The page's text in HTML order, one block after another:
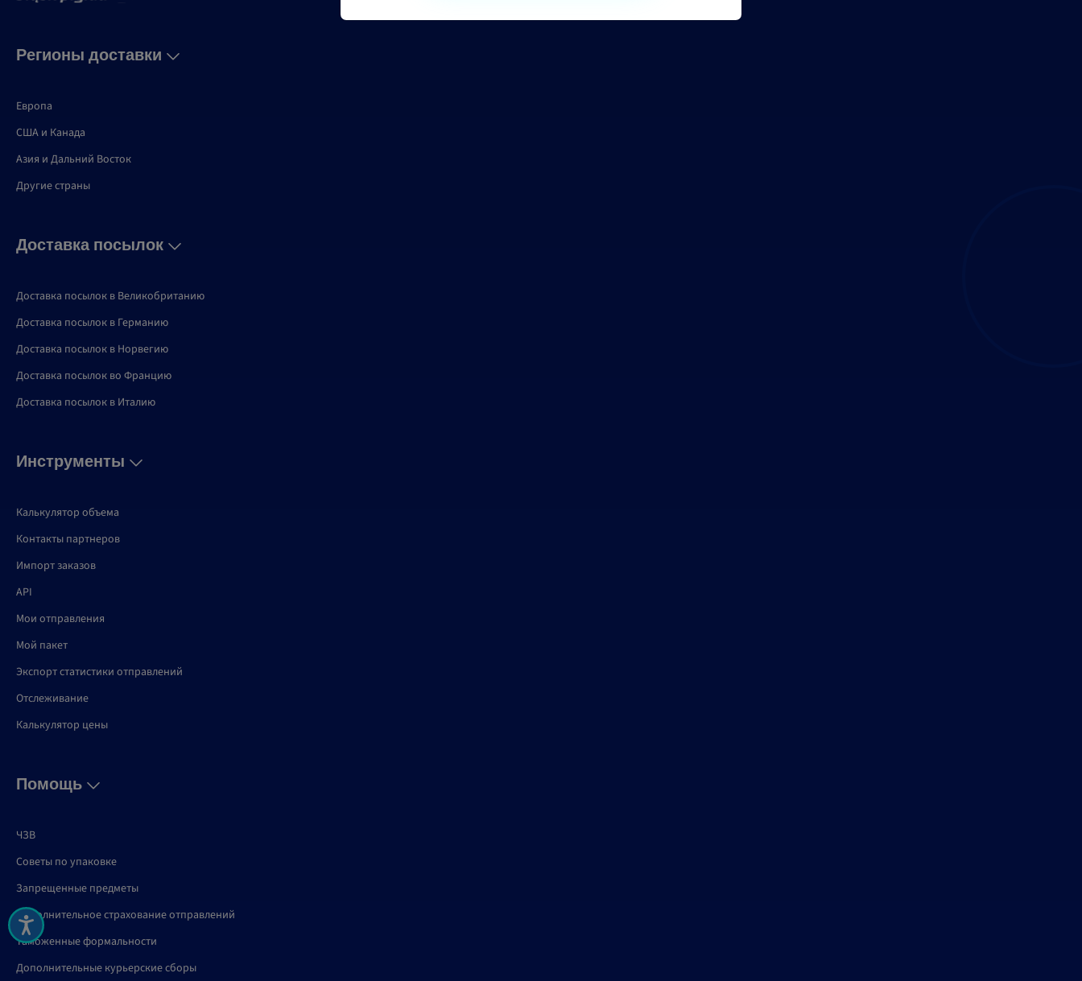
Регионы доставки
Европа
США и Канадa
Азия и Дальний Восток
Другие страны
Доставка посылок
Доставка посылок в Великобританию
Доставка посылок в Германию
Доставка посылок в Норвегию
Доставка посылок во Францию
Доставка посылок в Италию
Инструменты
Калькулятор объема
Контакты партнеров
Импорт заказов
API
Мои отправления
Мой пакет
Экспорт статистики отправлений
Отслеживание
Калькулятор цены
Помощь
ЧЗВ
Советы по упаковке
Запрещенные предметы
Дополнительное страхование отправлений
Таможенные формальности
Дополнительные курьерские сборы